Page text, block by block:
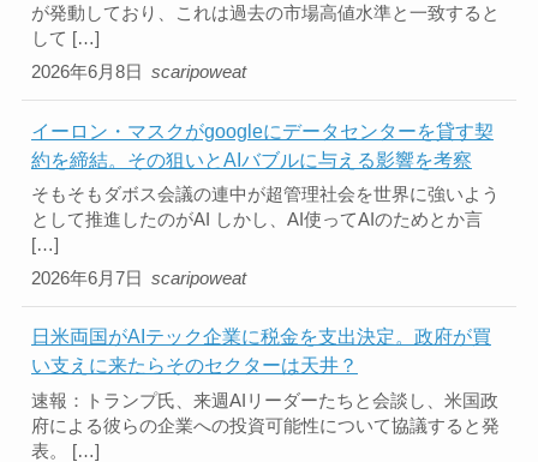
2026年6月8日
が発動しており、これは過去の市場高値水準と一致すると
して […]
scaripoweat
イーロン・マスクがgoogleにデータセンターを貸す契
約を締結。その狙いとAIバブルに与える影響を考察
2026年6月7日
そもそもダボス会議の連中が超管理社会を世界に強いよう
として推進したのがAI しかし、AI使ってAIのためとか言
[…]
scaripoweat
日米両国がAIテック企業に税金を支出決定。政府が買
い支えに来たらそのセクターは天井？
速報：トランプ氏、来週AIリーダーたちと会談し、米国政
府による彼らの企業への投資可能性について協議すると発
表。 […]